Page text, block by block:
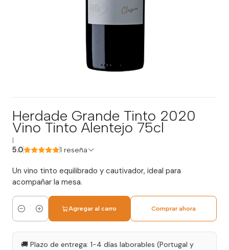
Herdade Grande Tinto 2020
Vino Tinto Alentejo 75cl
5.0 1 reseña
Un vino tinto equilibrado y cautivador, ideal para
acompañar la mesa.
Cantidad
Agregar al carro Comprar ahora
🚚 Plazo de entrega: 1-4 días laborables (Portugal y